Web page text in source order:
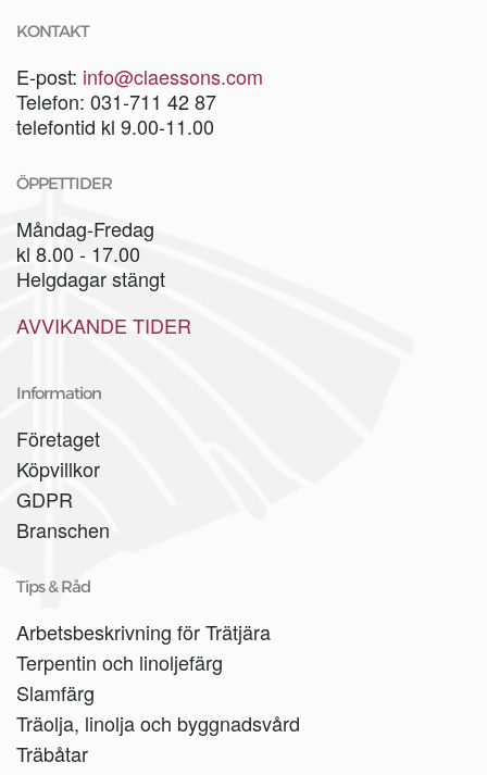
KONTAKT
E-post: info@claessons.com
Telefon: 031-711 42 87
telefontid kl 9.00-11.00
ÖPPETTIDER
Måndag-Fredag
kl 8.00 - 17.00
Helgdagar stängt
AVVIKANDE TIDER
Information
Företaget
Köpvillkor
GDPR
Branschen
Tips & Råd
Arbetsbeskrivning för Trätjära
Terpentin och linoljefärg
Slamfärg
Träolja, linolja och byggnadsvård
Träbåtar